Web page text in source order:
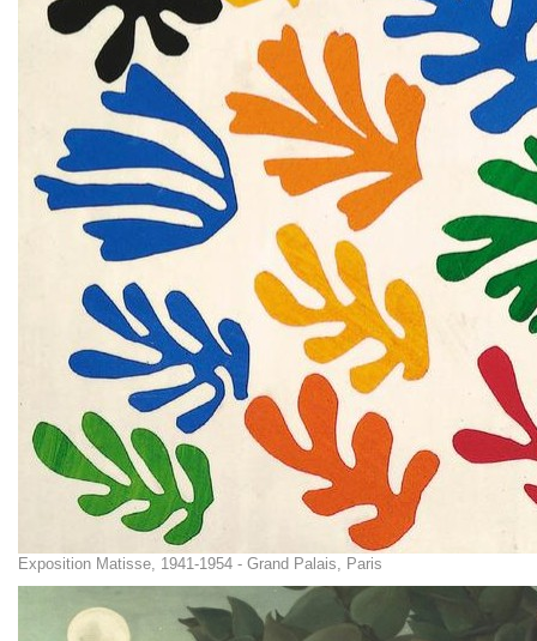
Exposition Matisse, 1941-1954 - Grand Palais, Paris